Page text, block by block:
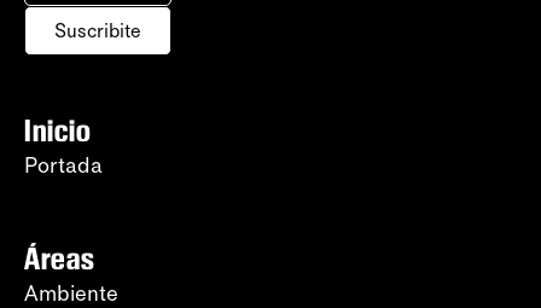
Suscribite
Inicio
Portada
Áreas
Ambiente